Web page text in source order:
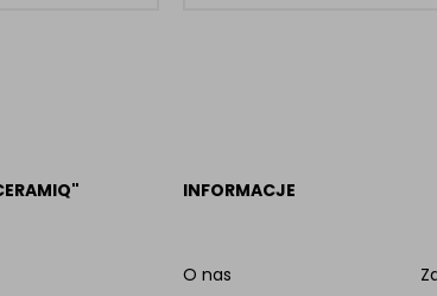
INFORMACJE
O nas